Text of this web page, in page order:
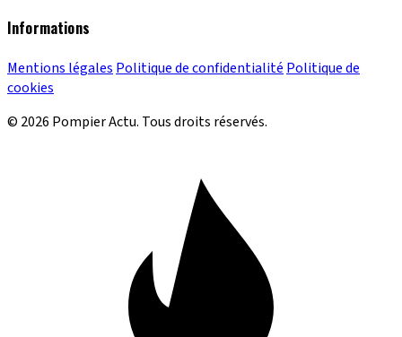
Informations
Mentions légales Politique de confidentialité Politique de
cookies
© 2026 Pompier Actu. Tous droits réservés.